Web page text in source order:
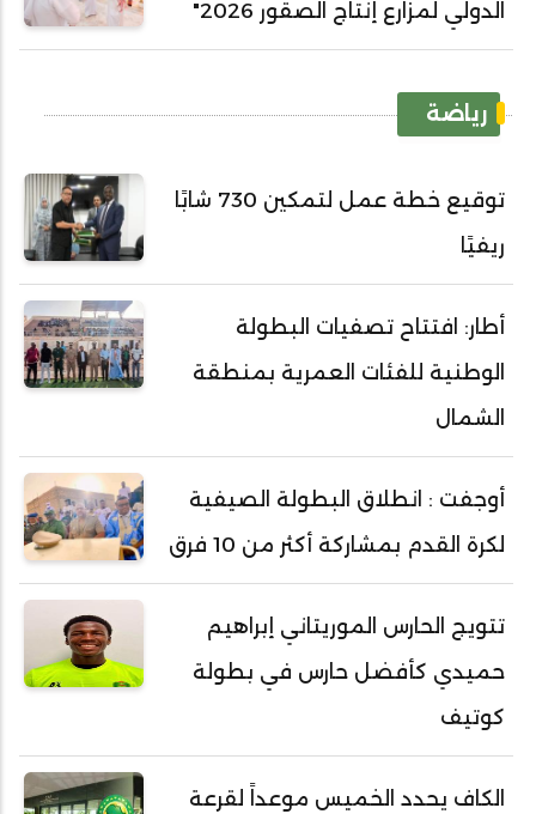
الدولي لمزارع إنتاج الصقور 2026"
رياضة
توقيع خطة عمل لتمكين 730 شابًا
ريفيًا
أطار: افتتاح تصفيات البطولة
الوطنية للفئات العمرية بمنطقة
الشمال
أوجفت : انطلاق البطولة الصيفية
لكرة القدم بمشاركة أكثر من 10 فرق
تتويج الحارس الموريتاني إبراهيم
حميدي كأفضل حارس في بطولة
كوتيف
الكاف يحدد الخميس موعداً لقرعة